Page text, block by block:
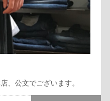
、公文でございます。